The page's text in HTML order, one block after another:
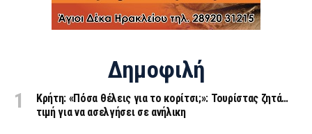
Δημοφιλή
Κρήτη: «Πόσα θέλεις για το κορίτσι;»: Τουρίστας ζητά…
τιμή για να ασελγήσει σε ανήλικη